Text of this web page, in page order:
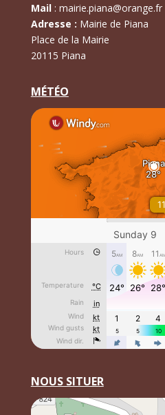
Mail: mairie.piana@orange.fr
Adresse : Mairie de Piana
Place de la Mairie
20115 Piana
MÉTÉO
NOUS SITUER